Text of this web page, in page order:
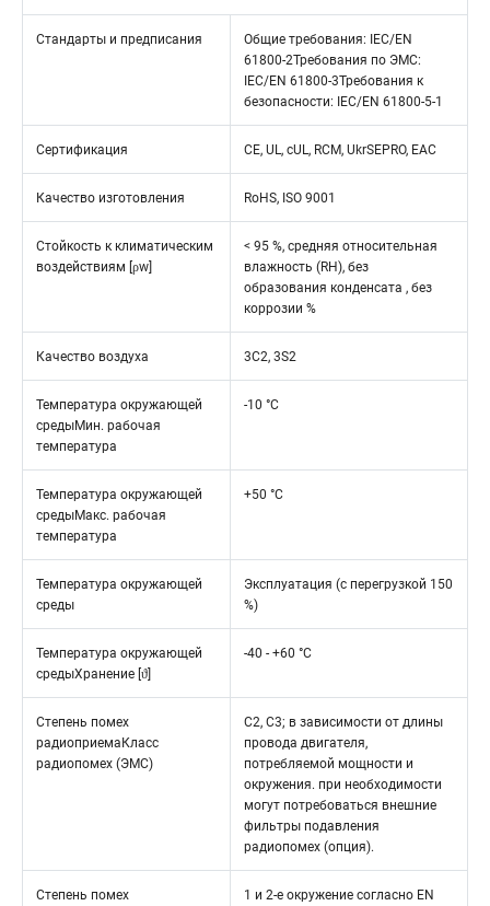
Стандарты и предписания
Общие требования: IEC/EN
61800-2Требования по ЭМС:
IEC/EN 61800-3Требования к
безопасности: IEC/EN 61800-5-1
Сертификация CE, UL, cUL, RCM, UkrSEPRO, EAC
Качество изготовления RoHS, ISO 9001
Стойкость к климатическим
воздействиям [ρw]
< 95 %, средняя относительная
влажность (RH), без
образования конденсата , без
коррозии %
Качество воздуха 3C2, 3S2
Температура окружающей
средыМин. рабочая
температура
-10 °C
Температура окружающей
средыМакс. рабочая
температура
+50 °C
Температура окружающей
среды
Эксплуатация (с перегрузкой 150
%)
Температура окружающей
средыХранение [ϑ]
-40 - +60 °C
Степень помех
радиоприемаКласс
радиопомех (ЭМС)
C2, C3; в зависимости от длины
провода двигателя,
потребляемой мощности и
окружения. при необходимости
могут потребоваться внешние
фильтры подавления
радиопомех (опция).
Степень помех 1 и 2-е окружение согласно EN